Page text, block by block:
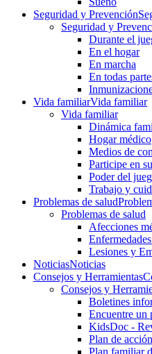
Seguridad y Prevención
Seguridad y
Durante el
En el hogar
En marcha
En todas
Vida familiarVida familiar
Vida familiar
Dinámica
Hogar médico
Medios de
Participe en
Poder del
Trabajo y
Problemas de salud
Problemas de salud
Afecciones
Lesiones y
NoticiasNoticias
Consejos y Herramientas
Consejos y
Boletines
Encuentre un
KidsDoc -
Plan de
Plan familiar